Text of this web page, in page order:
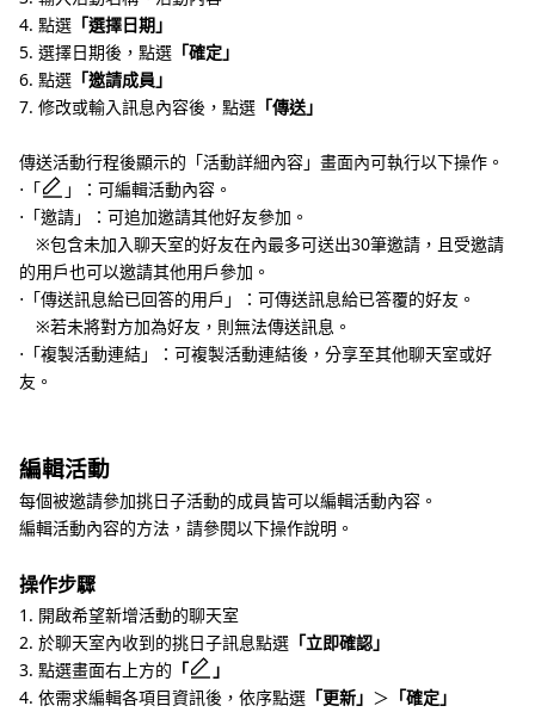
4. 點選 「選擇日期」
5. 選擇日期後，點選 「確定」
6. 點選 「邀請成員」
7. 修改或輸入訊息內容後，點選 「傳送」
傳送活動行程後顯示的「活動詳細內容」畫面內可執行以下操作。
⋅「
」：可編輯活動內容。
⋅「邀請」：可追加邀請其他好友參加。
※包含未加入聊天室的好友在內最多可送出30筆邀請，且受邀請
的用戶也可以邀請其他用戶參加。
⋅「傳送訊息給已回答的用戶」：可傳送訊息給已答覆的好友。
※若未將對方加為好友，則無法傳送訊息。
⋅「複製活動連結」：可複製活動連結後，分享至其他聊天室或好
友。
編輯活動
每個被邀請參加挑日子活動的成員皆可以編輯活動內容。
編輯活動內容的方法，請參閱以下操作說明。
操作步驟
1. 開啟希望新增活動的聊天室
2. 於聊天室內收到的挑日子訊息點選 「立即確認」
3. 點選畫面右上方的 「
」
4. 依需求編輯各項目資訊後，依序點選 「更新」 ＞ 「確定」